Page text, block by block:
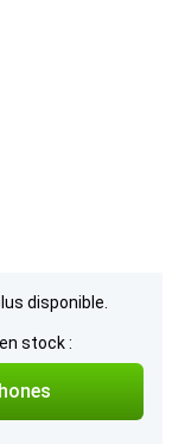
disponible.
stock :